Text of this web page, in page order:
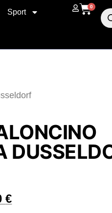
Sport
0
€